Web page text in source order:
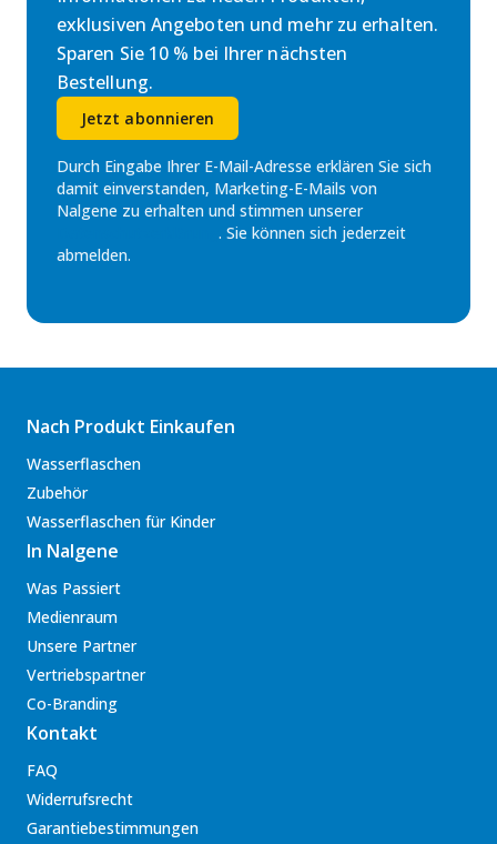
exklusiven Angeboten und mehr zu erhalten.
Sparen Sie 10 % bei Ihrer nächsten
Bestellung.
Jetzt abonnieren
Durch Eingabe Ihrer E-Mail-Adresse erklären Sie sich
damit einverstanden, Marketing-E-Mails von
Nalgene zu erhalten und stimmen unserer
. Sie können sich jederzeit
abmelden.
Nach Produkt Einkaufen
Wasserflaschen
Zubehör
Wasserflaschen für Kinder
In Nalgene
Was Passiert
Medienraum
Unsere Partner
Vertriebspartner
Co-Branding
Kontakt
FAQ
Widerrufsrecht
Garantiebestimmungen